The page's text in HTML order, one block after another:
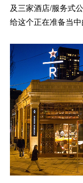
及三家酒店/服务式
给这个正在准备当